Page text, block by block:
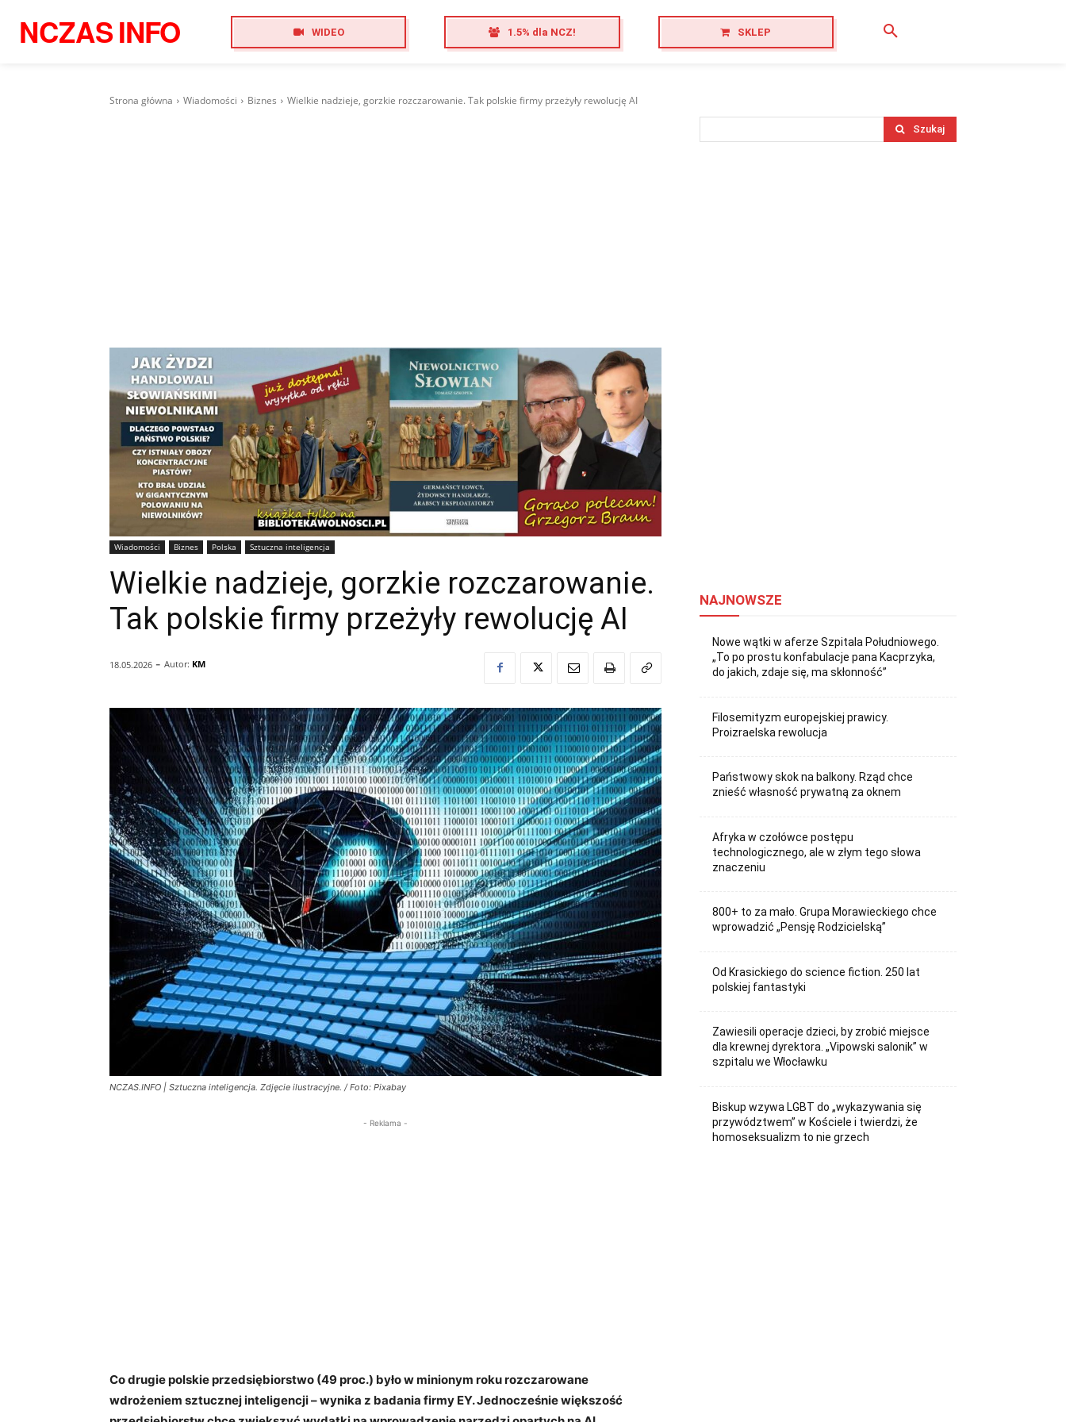
NCZASINFO WIDEO 1.5% dla NCZ! SKLEP
Strona główna Wiadomości Biznes Wielkie nadzieje, gorzkie rozczarowanie. Tak polskie firmy przeżyły rewolucję AI
Wiadomości Biznes Polska Sztuczna inteligencja
Wielkie nadzieje, gorzkie rozczarowanie.
Tak polskie firmy przeżyły rewolucję AI
18.05.2026 - Autor: KM
NCZAS.INFO | Sztuczna inteligencja. Zdjęcie ilustracyjne. / Foto: Pixabay
- Reklama -
Co drugie polskie przedsiębiorstwo (49 proc.) było w minionym roku rozczarowane
wdrożeniem sztucznej inteligencji – wynika z badania firmy EY. Jednocześnie większość
Szukaj
NAJNOWSZE
Nowe wątki w aferze Szpitala Południowego.
„To po prostu konfabulacje pana Kacprzyka,
do jakich, zdaje się, ma skłonność”
Filosemityzm europejskiej prawicy.
Proizraelska rewolucja
Państwowy skok na balkony. Rząd chce
znieść własność prywatną za oknem
Afryka w czołówce postępu
technologicznego, ale w złym tego słowa
znaczeniu
800+ to za mało. Grupa Morawieckiego chce
wprowadzić „Pensję Rodzicielską”
Od Krasickiego do science fiction. 250 lat
polskiej fantastyki
Zawiesili operacje dzieci, by zrobić miejsce
dla krewnej dyrektora. „Vipowski salonik” w
szpitalu we Włocławku
Biskup wzywa LGBT do „wykazywania się
przywództwem” w Kościele i twierdzi, że
homoseksualizm to nie grzech